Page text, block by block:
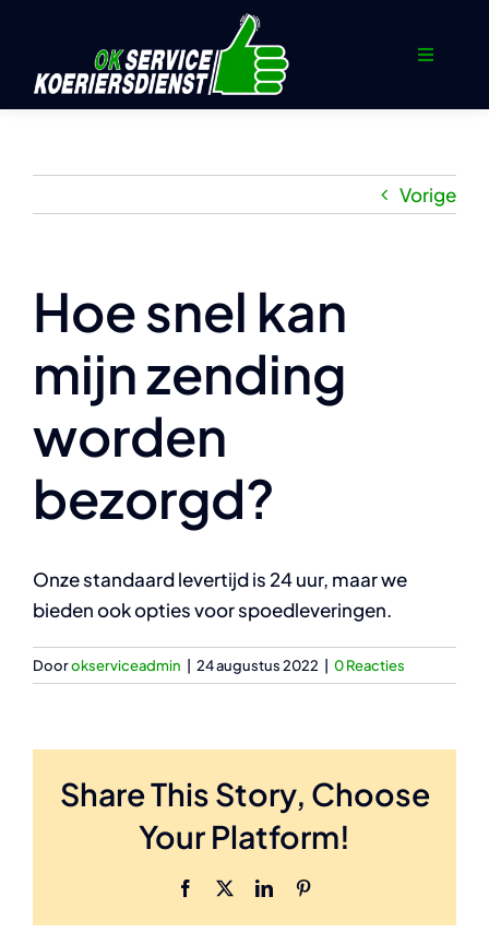
inhoud
Toggle
Home
Opslag en Distributie
Documenten
Vorige
Hoe snel kan
mijn zending
worden
bezorgd?
Onze standaard levertijd is 24 uur, maar we
bieden ook opties voor spoedleveringen.
Doorokserviceadmin 24 augustus 2022 0 Reacties
Share This Story, Choose
Your Platform!
Facebook LinkedIn